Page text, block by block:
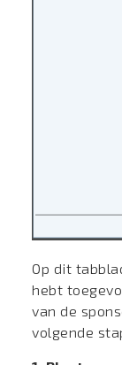
Op dit
hebt
van de
volgende